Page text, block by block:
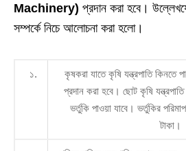
Machinery) প্রদান করা হবে।
সম্পর্কে নিচে আলোচনা করা হলো।
১.
কৃষকরা যাতে কৃষি যন্ত্রপাতি কিনতে
প্রদান করা হবে। ছোট কৃষি
ভর্তুকি পাওয়া যাবে। ভর্তুকির
টাকা।